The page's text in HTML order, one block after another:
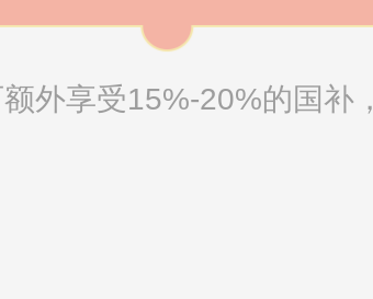
外享受15%-20%的国补，